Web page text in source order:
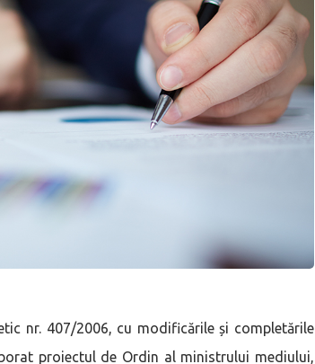
nr. 407/2006, cu modificările și completările
proiectul de Ordin al ministrului mediului,